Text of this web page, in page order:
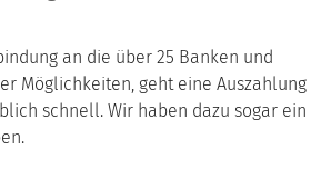
an die über 25 Banken und
Möglichkeiten, geht eine Auszahlung
schnell. Wir haben dazu sogar ein